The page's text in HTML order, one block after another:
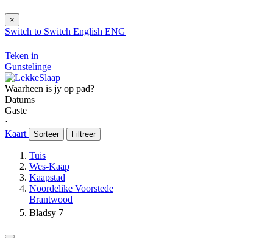
×
Switch to Switch English ENG
Teken in
Gunstelinge
Waarheen is jy op pad?
Datums
Gaste
⋅
Kaart
Sorteer Filtreer
Tuis
Wes-Kaap
Kaapstad
Noordelike Voorstede
Brantwood
Bladsy 7